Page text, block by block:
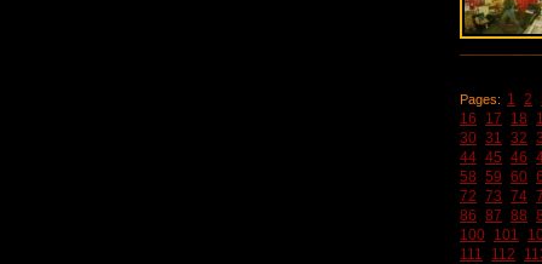
Pages: 1 2
16
17 18
30 31 32
44 45 46
58 59 60
72 73 74
86 87 88
100 101
111
112